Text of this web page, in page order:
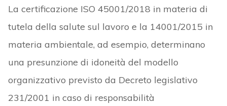
La certificazione ISO 45001/2018 in materia di
tutela della salute sul lavoro e la 14001/2015 in
materia ambientale, ad esempio, determinano
una presunzione di idoneità del modello
organizzativo previsto da Decreto legislativo
231/2001 in caso di responsabilità